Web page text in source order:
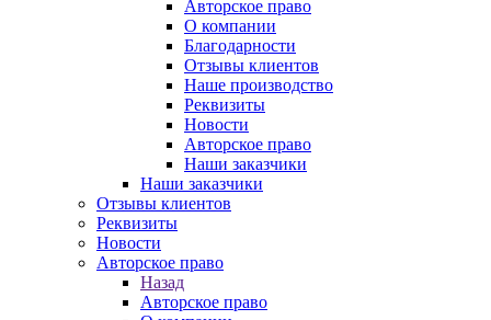
Авторское право
О компании
Благодарности
Отзывы клиентов
Наше производство
Реквизиты
Новости
Авторское право
Наши заказчики
Наши заказчики
Отзывы клиентов
Реквизиты
Новости
Авторское право
Назад
Авторское право